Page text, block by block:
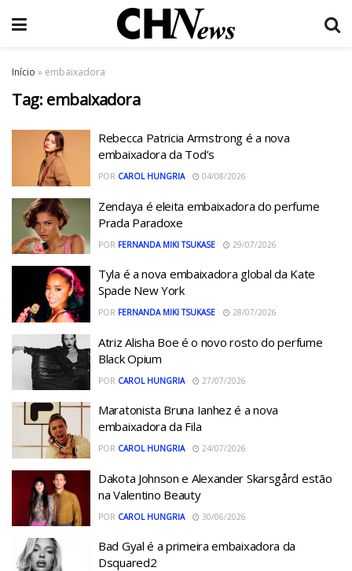
Início » embaixadora
Tag: embaixadora
Rebecca Patricia Armstrong é a nova
embaixadora da Tod’s
POR CAROL HUNGRIA 04/08/2026
Zendaya é eleita embaixadora do perfume
Prada Paradoxe
POR FERNANDA MIKI TSUKASE 29/07/2026
Tyla é a nova embaixadora global da Kate
Spade New York
POR FERNANDA MIKI TSUKASE 28/07/2026
Atriz Alisha Boe é o novo rosto do perfume
Black Opium
POR CAROL HUNGRIA 27/07/2026
Maratonista Bruna Ianhez é a nova
embaixadora da Fila
POR CAROL HUNGRIA 24/07/2026
Dakota Johnson e Alexander Skarsgård estão
na Valentino Beauty
POR CAROL HUNGRIA 30/06/2026
Bad Gyal é a primeira embaixadora da
Dsquared2